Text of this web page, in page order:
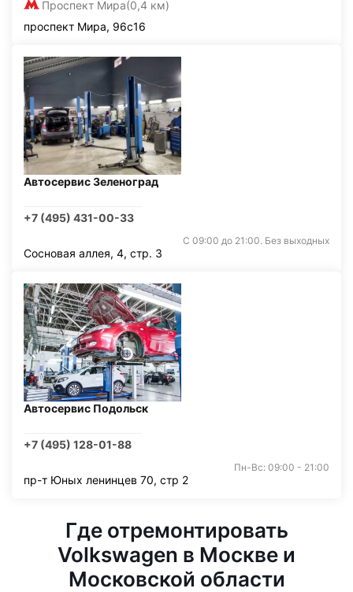
Проспект Мира(0,4 км)
проспект Мира, 96с16
Автосервис Зеленоград
+7 (495) 431-00-33
С 09:00 до 21:00. Без выходных
Сосновая аллея, 4, стр. 3
Автосервис Подольск
+7 (495) 128-01-88
Пн-Вс: 09:00 - 21:00
пр-т Юных ленинцев 70, стр 2
Где отремонтировать
Volkswagen в Москве и
Московской области